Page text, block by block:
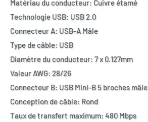
Matériau du conducteur: Cuivre étamé
Technologie USB: USB 2.0
Connecteur A: USB-A Mâle
Type de câble: USB
Diamètre du conducteur: 7 x 0.127mm
Valeur AWG: 28/26
Connecteur B: USB Mini-B 5 broches mâle
Conception de câble: Rond
Taux de transfert maximum: 480 Mbps